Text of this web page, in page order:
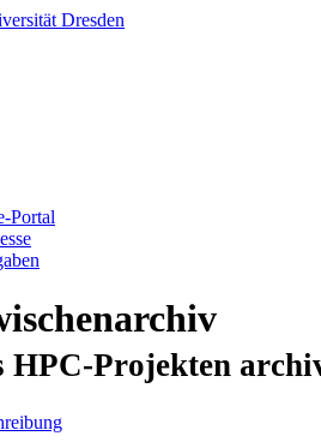
Portal
HPC-Projekten